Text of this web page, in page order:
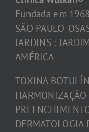
Fundada em
SÃO PAULO-
JARDINS :
AMÉRICA
TOXINA
DERMATOLOGIA